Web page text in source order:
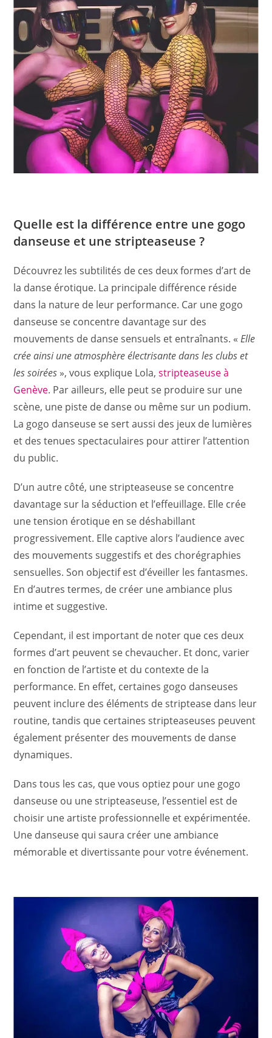
Quelle est la différence entre une gogo
danseuse et une stripteaseuse ?
Découvrez les subtilités de ces deux formes d’art de
la danse érotique. La principale différence réside
dans la nature de leur performance. Car une gogo
danseuse se concentre davantage sur des
mouvements de danse sensuels et entraînants. «Elle
crée ainsi une atmosphère électrisante dans les clubs et
les soirées », vous explique Lola,stripteaseuse à
Genève. Par ailleurs, elle peut se produire sur une
scène, une piste de danse ou même sur un podium.
La gogo danseuse se sert aussi des jeux de lumières
et des tenues spectaculaires pour attirer l’attention
du public.
D’un autre côté, une stripteaseuse se concentre
davantage sur la séduction et l’effeuillage. Elle crée
une tension érotique en se déshabillant
progressivement. Elle captive alors l’audience avec
des mouvements suggestifs et des chorégraphies
sensuelles. Son objectif est d’éveiller les fantasmes.
En d’autres termes, de créer une ambiance plus
intime et suggestive.
Cependant, il est important de noter que ces deux
formes d’art peuvent se chevaucher. Et donc, varier
en fonction de l’artiste et du contexte de la
performance. En effet, certaines gogo danseuses
peuvent inclure des éléments de striptease dans leur
routine, tandis que certaines stripteaseuses peuvent
également présenter des mouvements de danse
dynamiques.
Dans tous les cas, que vous optiez pour une gogo
danseuse ou une stripteaseuse, l’essentiel est de
choisir une artiste professionnelle et expérimentée.
Une danseuse qui saura créer une ambiance
mémorable et divertissante pour votre événement.